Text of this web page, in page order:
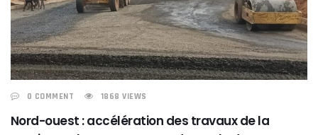
0 COMMENT 1868 VIEWS
Nord-ouest : accélération des travaux de la